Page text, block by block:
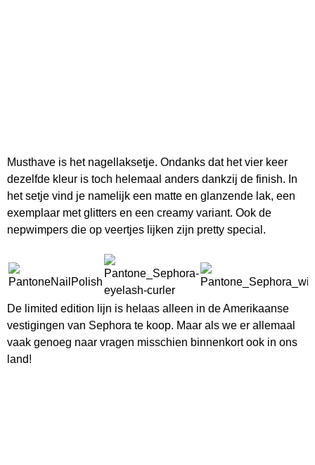
Musthave is het nagellaksetje. Ondanks dat het vier keer
dezelfde kleur is toch helemaal anders dankzij de finish. In
het setje vind je namelijk een matte en glanzende lak, een
exemplaar met glitters en een creamy variant. Ook de
nepwimpers die op veertjes lijken zijn pretty special.
De limited edition lijn is helaas alleen in de Amerikaanse
vestigingen van Sephora te koop. Maar als we er allemaal
vaak genoeg naar vragen misschien binnenkort ook in ons
land!